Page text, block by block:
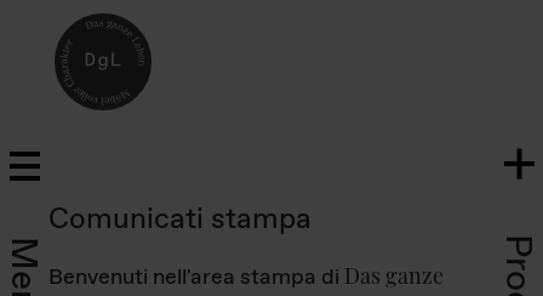
Comunicati stampa
Benvenuti nell'area stampa di Das ganze